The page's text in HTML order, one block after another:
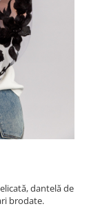
dantelă de
brodate.